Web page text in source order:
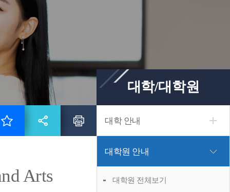
대학/대학원
대학 안내
대학원 안내
대학원 전체보기
Arts